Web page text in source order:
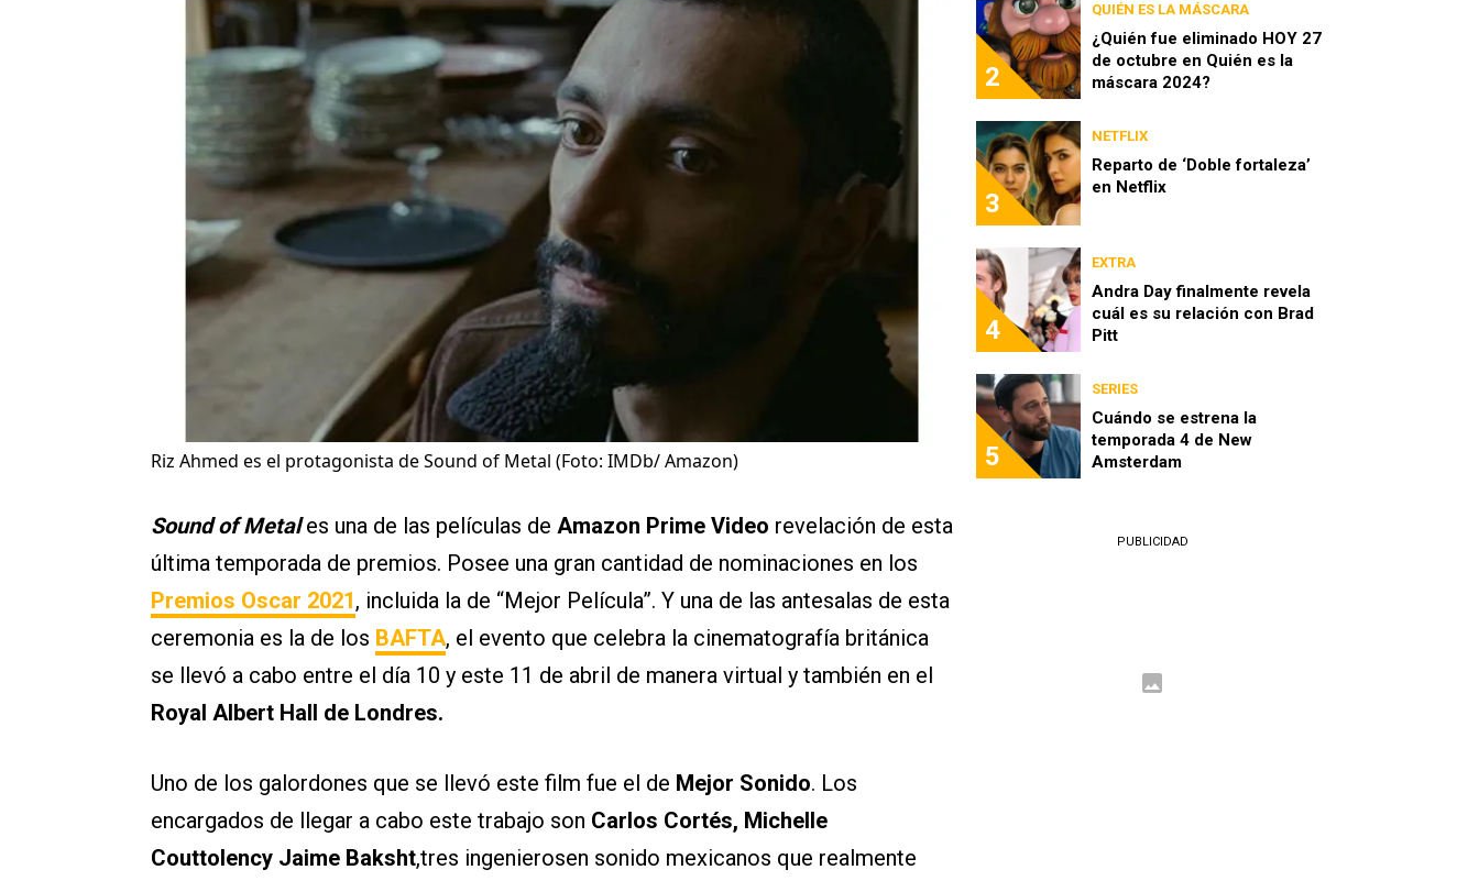
Riz Ahmed es el protagonista de Sound of Metal (Foto: IMDb/ Amazon)
Sound of Metales una de las películas de Amazon Prime Video revelación de esta
última temporada de premios. Posee una gran cantidad de nominaciones en los
Premios Oscar 2021, incluida la de “Mejor Película”. Y una de las antesalas de esta
ceremonia es la de los BAFTA, el evento que celebra la cinematografía británica
se llevó a cabo entre el día 10 y este 11 de abril de manera virtual y también en el
Royal Albert Hall de Londres.
Uno de los galordones que se llevó este film fue el de Mejor Sonido. Los
encargados de llegar a cabo este trabajo son Carlos Cortés, Michelle
Couttolency Jaime Baksht,tres ingenierosen sonido mexicanos que realmente
2
QUIÉN ES LA MÁSCARA
¿Quién fue eliminado HOY 27
de octubre en Quién es la
máscara 2024?
3
NETFLIX
Reparto de ‘Doble fortaleza’
en Netflix
4
EXTRA
Andra Day finalmente revela
cuál es su relación con Brad
Pitt
5
SERIES
Cuándo se estrena la
temporada 4 de New
Amsterdam
PUBLICIDAD